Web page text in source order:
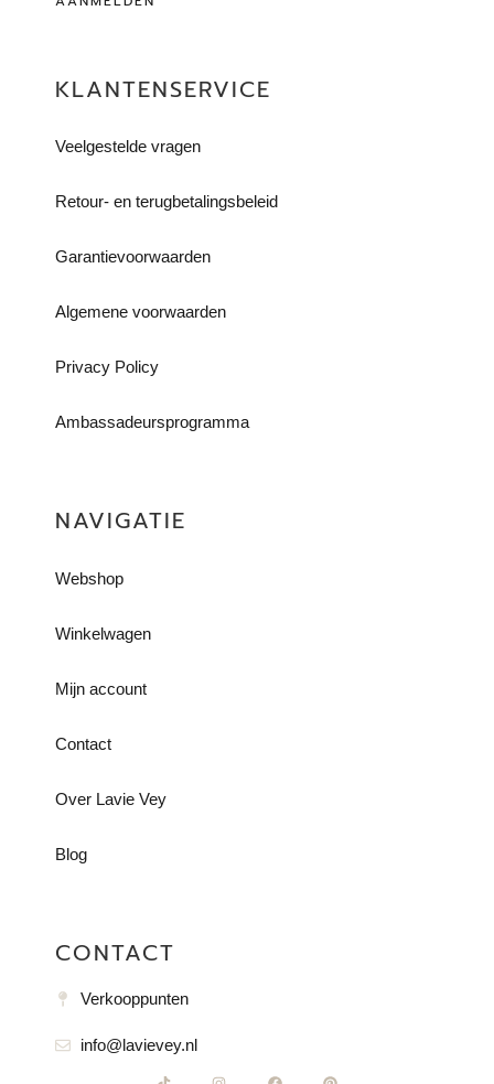
KLANTENSERVICE
Veelgestelde vragen
Retour- en terugbetalingsbeleid​
Garantievoorwaarden
Algemene voorwaarden
Privacy Policy
Ambassadeursprogramma
NAVIGATIE
Webshop
Winkelwagen
Mijn account
Contact
Over Lavie Vey
Blog
CONTACT
Verkooppunten
info@lavievey.nl